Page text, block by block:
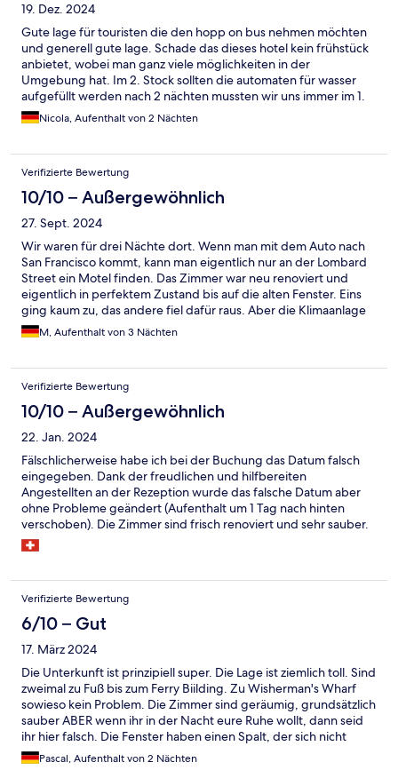
19. Dez. 2024
Gute lage für touristen die den hopp on bus nehmen möchten
und generell gute lage. Schade das dieses hotel kein frühstück
anbietet, wobei man ganz viele möglichkeiten in der
Umgebung hat. Im 2. Stock sollten die automaten für wasser
aufgefüllt werden nach 2 nächten mussten wir uns immer im 1.
Stock für wasser bedienen (ziemlich günstig 2.25$)
Nicola, Aufenthalt von 2 Nächten
Verifizierte Bewertung
10/10 – Außergewöhnlich
27. Sept. 2024
Wir waren für drei Nächte dort. Wenn man mit dem Auto nach
San Francisco kommt, kann man eigentlich nur an der Lombard
Street ein Motel finden. Das Zimmer war neu renoviert und
eigentlich in perfektem Zustand bis auf die alten Fenster. Eins
ging kaum zu, das andere fiel dafür raus. Aber die Klimaanlage
funktioniert gut. Wir würden das erneut buchen, Preis-Leistung
oasst.
M, Aufenthalt von 3 Nächten
Verifizierte Bewertung
10/10 – Außergewöhnlich
22. Jan. 2024
Fälschlicherweise habe ich bei der Buchung das Datum falsch
eingegeben. Dank der freudlichen und hilfbereiten
Angestellten an der Rezeption wurde das falsche Datum aber
ohne Probleme geändert (Aufenthalt um 1 Tag nach hinten
verschoben). Die Zimmer sind frisch renoviert und sehr sauber.
Verifizierte Bewertung
6/10 – Gut
17. März 2024
Die Unterkunft ist prinzipiell super. Die Lage ist ziemlich toll. Sind
zweimal zu Fuß bis zum Ferry Biilding. Zu Wisherman's Wharf
sowieso kein Problem. Die Zimmer sind geräumig, grundsätzlich
sauber ABER wenn ihr in der Nacht eure Ruhe wollt, dann seid
ihr hier falsch. Die Fenster haben einen Spalt, der sich nicht
schließen lässt. Wenn jemand cor dem Gebäude in normaler
Lautstärke spricht, hört es sich an, als ob diese Person im
Pascal, Aufenthalt von 2 Nächten